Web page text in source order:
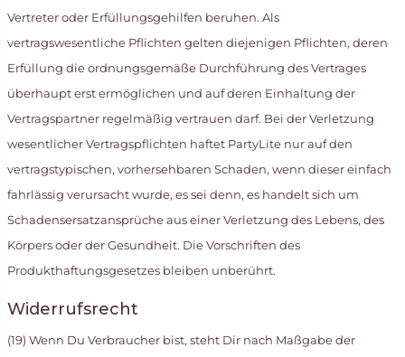
Vertreter oder Erfüllungsgehilfen beruhen. Als
vertragswesentliche Pflichten gelten diejenigen Pflichten, deren
Erfüllung die ordnungsgemäße Durchführung des Vertrages
überhaupt erst ermöglichen und auf deren Einhaltung der
Vertragspartner regelmäßig vertrauen darf. Bei der Verletzung
wesentlicher Vertragspflichten haftet PartyLite nur auf den
vertragstypischen, vorhersehbaren Schaden, wenn dieser einfach
fahrlässig verursacht wurde, es sei denn, es handelt sich um
Schadensersatzansprüche aus einer Verletzung des Lebens, des
Körpers oder der Gesundheit. Die Vorschriften des
Produkthaftungsgesetzes bleiben unberührt.
Widerrufsrecht
(19) Wenn Du Verbraucher bist, steht Dir nach Maßgabe der